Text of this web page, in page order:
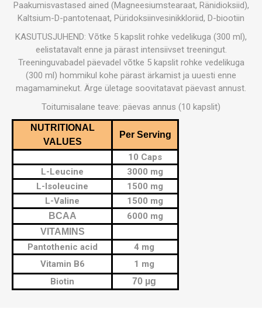
Paakumisvastased ained (Magneesiumstearaat, Ränidioksiid),
Kaltsium-D-pantotenaat, Püridoksiinvesinikkloriid, D-biootiin
KASUTUSJUHEND: Võtke 5 kapslit rohke vedelikuga (300 ml),
eelistatavalt enne ja pärast intensiivset treeningut.
Treeninguvabadel päevadel võtke 5 kapslit rohke vedelikuga
(300 ml) hommikul kohe pärast ärkamist ja uuesti enne
magamaminekut. Ärge ületage soovitatavat päevast annust.
Toitumisalane teave: päevas annus (10 kapslit)
NUTRITIONAL
VALUES
Per Serving
10 Caps
L-Leucine
3000 mg
L-Isoleucine
1500 mg
L-Valine
1500 mg
BCAA 6000 mg
VITAMINS
Pantothenic acid
4 mg
Vitamin B6
1 mg
Biotin
70 µg